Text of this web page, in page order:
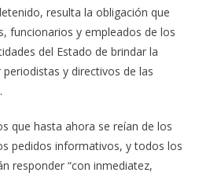
resulta la obligación que
funcionarios y empleados de los
del Estado de brindar la
y directivos de las
que hasta ahora se reían de los
pedidos informativos, y todos los
responder “con inmediatez,